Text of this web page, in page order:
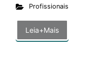
Profissionais
Leia+Mais